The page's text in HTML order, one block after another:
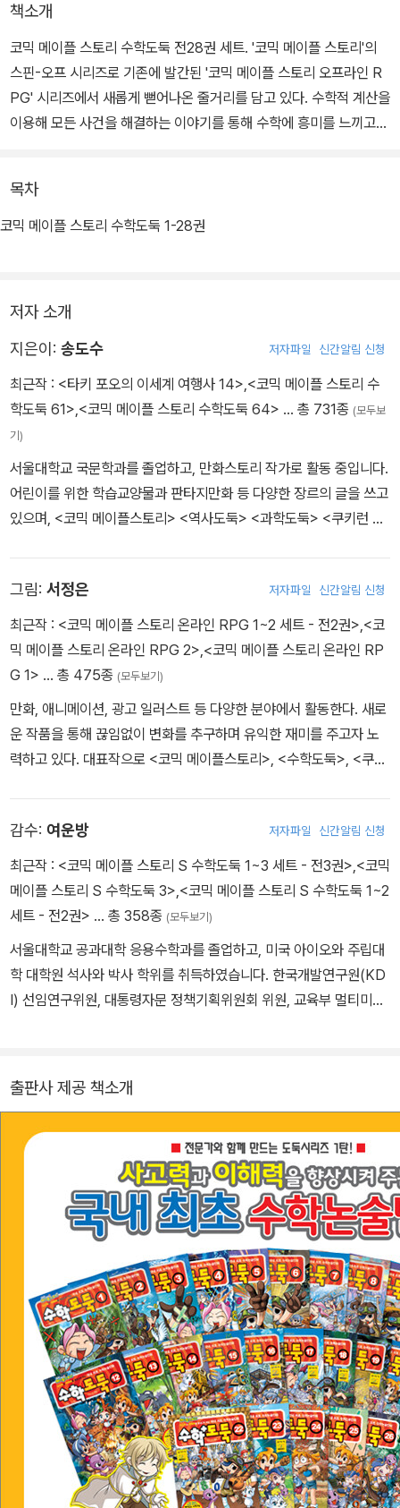
책소개
코믹 메이플 스토리 수학도둑 전28권 세트. '코믹 메이플 스토리'의
스핀-오프 시리즈로 기존에 발간된 '코믹 메이플 스토리 오프라인 R
PG' 시리즈에서 새롭게 뻗어나온 줄거리를 담고 있다. 수학적 계산을
이용해 모든 사건을 해결하는 이야기를 통해 수학에 흥미를 느끼고
목차
코믹 메이플 스토리 수학도둑 1-28권
저자 소개
지은이: 송도수 저자파일 신간알림 신청
최근작 : <타키 포오의 이세계 여행사 14>,<코믹 메이플 스토리 수
학도둑 61>,<코믹 메이플 스토리 수학도둑 64> … 총 731종 (모두보
기)
서울대학교 국문학과를 졸업하고, 만화스토리 작가로 활동 중입니다.
어린이를 위한 학습교양물과 판타지만화 등 다양한 장르의 글을 쓰고
있으며, <코믹 메이플스토리> <역사도둑> <과학도둑> <쿠키런 어
그림: 서정은 저자파일 신간알림 신청
최근작 : <코믹 메이플 스토리 온라인 RPG 1~2 세트 - 전2권>,<코
믹 메이플 스토리 온라인 RPG 2>,<코믹 메이플 스토리 온라인 RP
G 1> … 총 475종 (모두보기)
만화, 애니메이션, 광고 일러스트 등 다양한 분야에서 활동한다. 새로
운 작품을 통해 끊임없이 변화를 추구하며 유익한 재미를 주고자 노
력하고 있다. 대표작으로 <코믹 메이플스토리>, <수학도둑>, <쿠키
감수: 여운방 저자파일 신간알림 신청
최근작 : <코믹 메이플 스토리 S 수학도둑 1~3 세트 - 전3권>,<코믹
메이플 스토리 S 수학도둑 3>,<코믹 메이플 스토리 S 수학도둑 1~2
세트 - 전2권> … 총 358종 (모두보기)
서울대학교 공과대학 응용수학과를 졸업하고, 미국 아이오와 주립대
학 대학원 석사와 박사 학위를 취득하였습니다. 한국개발연구원(KD
I) 선임연구위원, 대통령자문 정책기획위원회 위원, 교육부 멀티미디
력 수학퀴즈> <메이플 매쓰> <수학도둑 수학동화>의 수학 콘텐츠
를 집필했습니다.
출판사 제공 책소개